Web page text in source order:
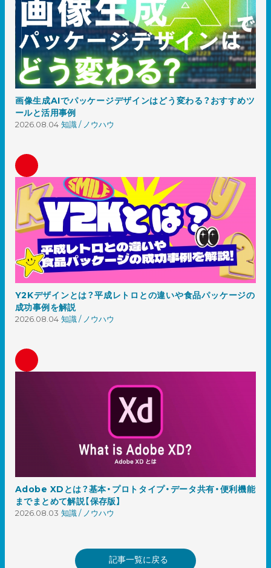
画像生成AIでパッケージデザインはどう変わる？おすすめツ
ールと活用事例
2026.08.04 知識 / ノウハウ
Y2Kデザインとは？平成レトロとの違いや食品パッケージの
成功事例を解説
2026.08.04 知識 / ノウハウ
Adobe XDとは？基本・プロトタイプ・データ共有・便利機能
までまとめて解説【保存版】
2026.08.03 知識 / ノウハウ
記事一覧に戻る